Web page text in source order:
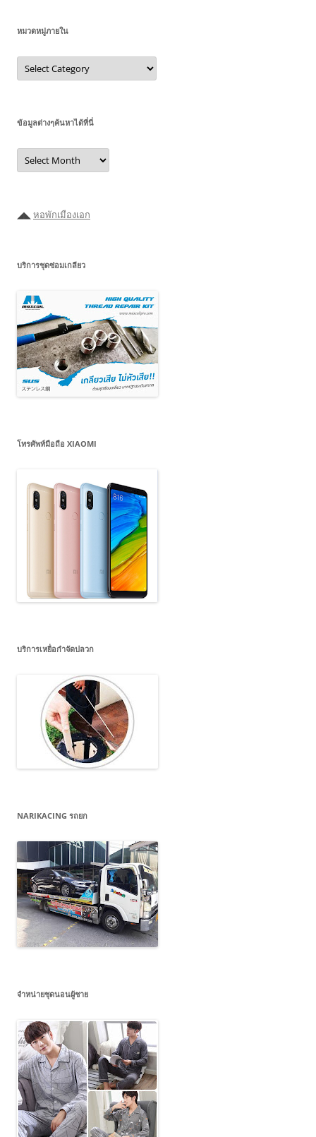
หมวดหมู่ภายใน
หมวด
หมู่
ภายใน
ข้อมูลต่างๆค้นหาได้ที่นี่
ข้อมูล
ต่างๆ
ค้นหา
◢◣ หอพักเมืองเอก
บริการชุดซ่อมเกลียว
โทรศัพท์มือถือ XIAOMI
บริการเหยื่อกำจัดปลวก
NARIKACING รถยก
จำหน่ายชุดนอนผู้ชาย